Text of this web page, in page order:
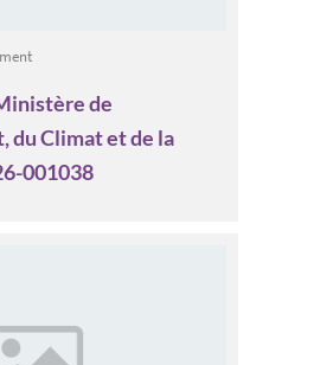
de
du Climat et de la
001038